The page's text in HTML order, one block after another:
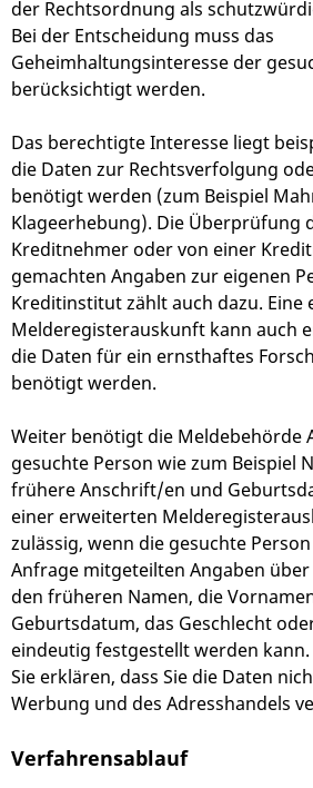
der Rechtsordnung als
Bei der Entscheidung muss das
Geheimhaltungsinteresse der
berücksichtigt werden.
Das berechtigte Interesse liegt
die Daten zur Rechtsverfolgung
benötigt werden (zum Beispiel
Klageerhebung). Die Überprüfung
Kreditnehmer oder von einer
gemachten Angaben zur eigenen
Kreditinstitut zählt auch dazu. Eine
Melderegisterauskunft kann auch
die Daten für ein ernsthaftes
benötigt werden.
Weiter benötigt die Meldebehörde
gesuchte Person wie zum Beispiel
frühere Anschrift/en und
einer erweiterten
zulässig, wenn die gesuchte
Anfrage mitgeteilten Angaben
den früheren Namen, die
Geburtsdatum, das Geschlecht
eindeutig festgestellt werden
Sie erklären, dass Sie die Daten
Werbung und des Adresshandels
Verfahrensablauf